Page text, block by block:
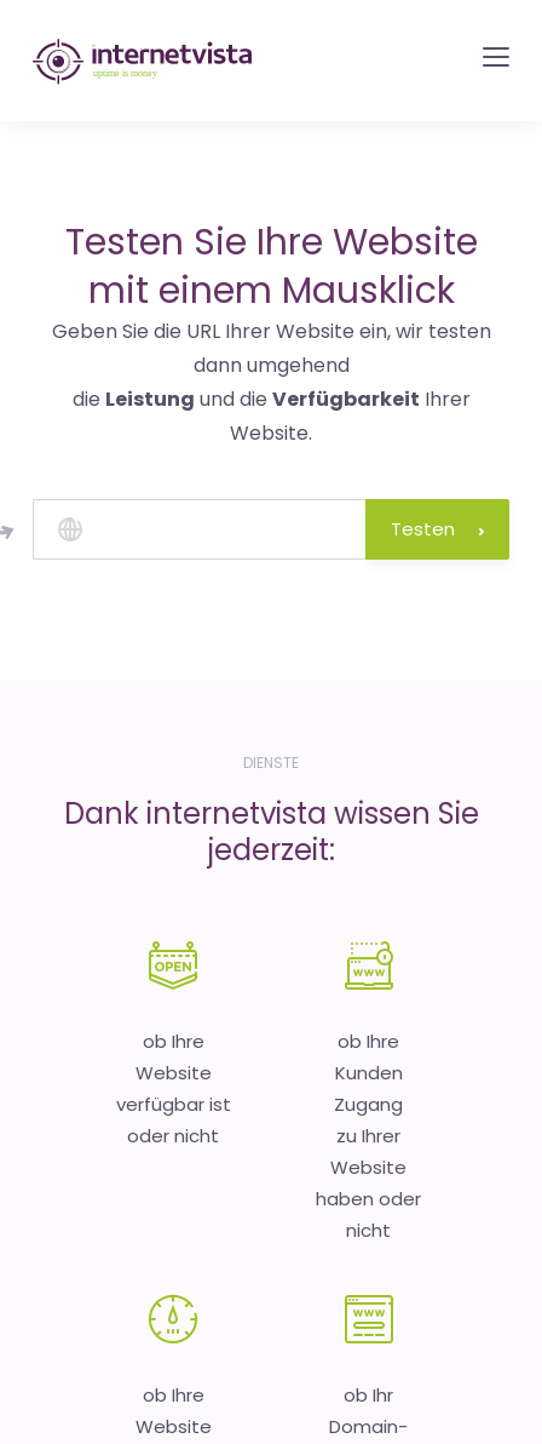
internetvista
Monitoring
Websites
und
Internet-
Diensten
Uptime
Testen Sie Ihre Website
mit einem Mausklick
Geben Sie die URL Ihrer Website ein, wir testen
dann umgehend
die Leistung und die Verfügbarkeit Ihrer
Website.
Testen
DIENSTE
Dank internetvista wissen Sie
jederzeit:
ob Ihre
Website
verfügbar ist
oder nicht
ob Ihre
Kunden
Zugang
zu Ihrer
Website
haben oder
nicht
ob Ihre
Website
ob Ihr
Domain-